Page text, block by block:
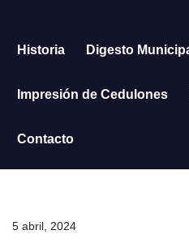
Saltar
Historia Digesto
Impresión de Cedulones
Contacto
5 abril, 2024